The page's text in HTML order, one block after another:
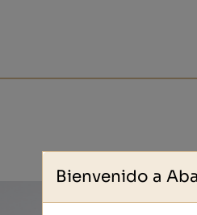
Bienvenido a